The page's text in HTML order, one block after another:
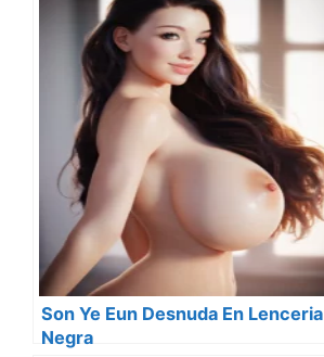
Son Ye Eun Desnuda En Lenceria
Negra